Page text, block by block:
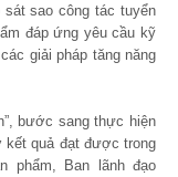
sao công tác tuyển
đáp ứng yêu cầu kỹ
giải pháp tăng năng
bước sang thực hiện
kết quả đạt được trong
phẩm, Ban lãnh đạo